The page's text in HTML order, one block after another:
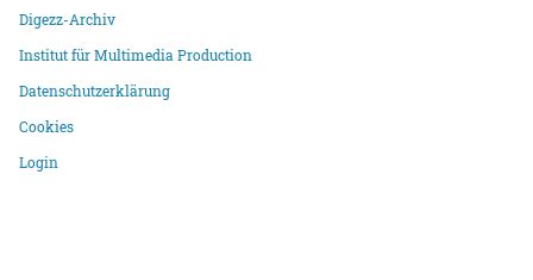
Digezz-Archiv
Institut für Multimedia Production
Datenschutzerklärung
Cookies
Login